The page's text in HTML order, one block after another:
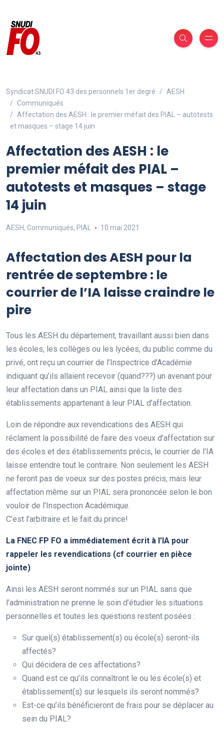
Syndicat SNUDI FO 43 des personnels 1er degré
AESH
Communiqués
Affectation des AESH : le premier méfait des PIAL – autotests
et masques – stage 14 juin
Affectation des AESH : le
premier méfait des PIAL –
autotests et masques – stage
14 juin
AESH, Communiqués, PIAL 10 mai 2021
Affectation des AESH pour la
rentrée de septembre : le
courrier de l’IA laisse craindre le
pire
Tous les AESH du département, travaillant aussi bien dans
les écoles, les collèges ou les lycées, du public comme du
privé, ont reçu un courrier de l’Inspectrice d’Académie
indiquant qu’ils allaient recevoir (quand???) un avenant pour
leur affectation dans un PIAL ainsi que la liste des
établissements appartenant à leur PIAL d’affectation.
Loin de répondre aux revendications des AESH qui
réclament la possibilité de faire des voeux d’affectation sur
des écoles et des établissements précis, le courrier de l’IA
laisse entendre tout le contraire. Non seulement les AESH
ne feront pas de voeux sur des postes précis, mais leur
affectation même sur un PIAL sera prononcée selon le bon
vouloir de l’Inspection Académique.
C’est l’arbitraire et le fait du prince!
La FNEC FP FO a immédiatement écrit à l’IA pour
rappeler les revendications (cf courrier en pièce
jointe)
Ainsi les AESH seront nommés sur un PIAL sans que
l’administration ne prenne le soin d’étudier les situations
personnelles et toutes les questions restent posées :
Sur quel(s) établissement(s) ou école(s) seront-ils
affectés?
Qui décidera de ces affectations?
Quand est ce qu’ils connaîtront le ou les école(s) et
établissement(s) sur lesquels ils seront nommés?
Est-ce qu’ils bénéficieront de frais pour se déplacer au
sein du PIAL?